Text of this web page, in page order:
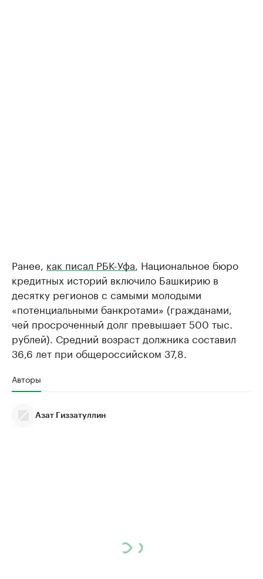
Ранее, как писал РБК-Уфа, Национальное бюро
кредитных историй включило Башкирию в
десятку регионов с самыми молодыми
«потенциальными банкротами» (гражданами,
чей просроченный долг превышает 500 тыс.
рублей). Средний возраст должника составил
36,6 лет при общероссийском 37,8.
Авторы
Азат Гиззатуллин